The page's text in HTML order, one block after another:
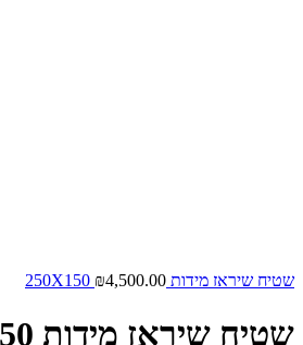
שטיח שיראז מידות 250X150 ₪4,500.00
שטיח שיראז מידות 250X150